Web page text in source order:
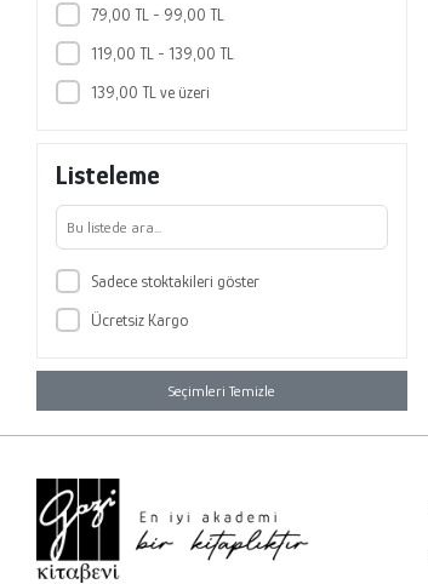
79,00 TL - 99,00 TL
119,00 TL - 139,00 TL
139,00 TL ve üzeri
Listeleme
Sadece stoktakileri göster
Ücretsiz Kargo
Seçimleri Temizle